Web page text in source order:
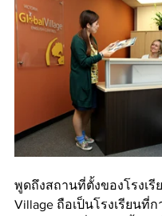
พูดถึงสถานที่ตั้งของโรงเรี
Village ถือเป็นโรงเรียนที่ก